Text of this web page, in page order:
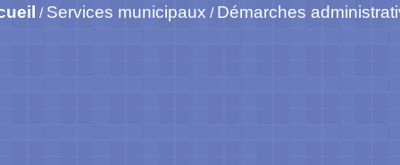
/ Services municipaux / Démarches